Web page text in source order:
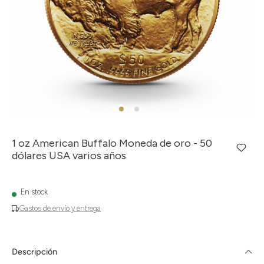
1 oz American Buffalo Moneda de oro - 50
dólares USA varios años
Gastos de envío y entrega
En stock
Descripción